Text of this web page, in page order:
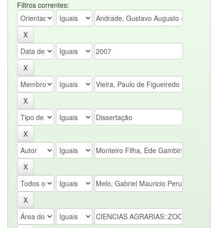
Filtros correntes: